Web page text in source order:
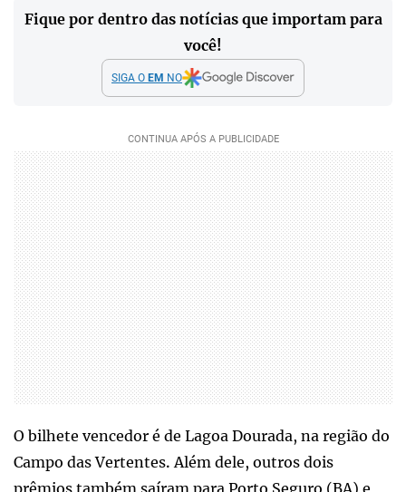
Fique por dentro das notícias que importam para
você!
SIGA O EM NO
O bilhete vencedor é de Lagoa Dourada, na região do
Campo das Vertentes. Além dele, outros dois
prêmios também saíram para Porto Seguro (BA) e